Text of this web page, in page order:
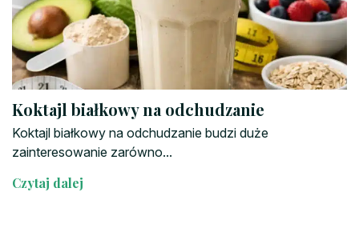
Koktajl białkowy na odchudzanie
Koktajl białkowy na odchudzanie budzi duże
zainteresowanie zarówno...
Czytaj dalej